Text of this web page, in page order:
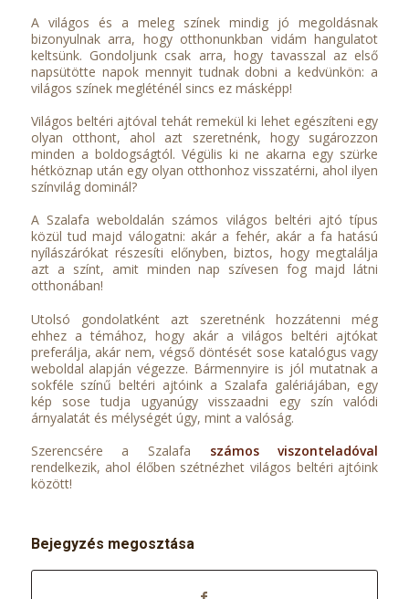
A világos és a meleg színek mindig jó megoldásnak
bizonyulnak arra, hogy otthonunkban vidám hangulatot
keltsünk. Gondoljunk csak arra, hogy tavasszal az első
napsütötte napok mennyit tudnak dobni a kedvünkön: a
világos színek megléténél sincs ez másképp!
Világos beltéri ajtóval tehát remekül ki lehet egészíteni egy
olyan otthont, ahol azt szeretnénk, hogy sugározzon
minden a boldogságtól. Végülis ki ne akarna egy szürke
hétköznap után egy olyan otthonhoz visszatérni, ahol ilyen
színvilág dominál?
A Szalafa weboldalán számos világos beltéri ajtó típus
közül tud majd válogatni: akár a fehér, akár a fa hatású
nyílászárókat részesíti előnyben, biztos, hogy megtalálja
azt a színt, amit minden nap szívesen fog majd látni
otthonában!
Utolsó gondolatként azt szeretnénk hozzátenni még
ehhez a témához, hogy akár a világos beltéri ajtókat
preferálja, akár nem, végső döntését sose katalógus vagy
weboldal alapján végezze. Bármennyire is jól mutatnak a
sokféle színű beltéri ajtóink a Szalafa galériájában, egy
kép sose tudja ugyanúgy visszaadni egy szín valódi
árnyalatát és mélységét úgy, mint a valóság.
Szerencsére a Szalafa számos viszonteladóval
rendelkezik, ahol élőben szétnézhet világos beltéri ajtóink
között!
Bejegyzés megosztása